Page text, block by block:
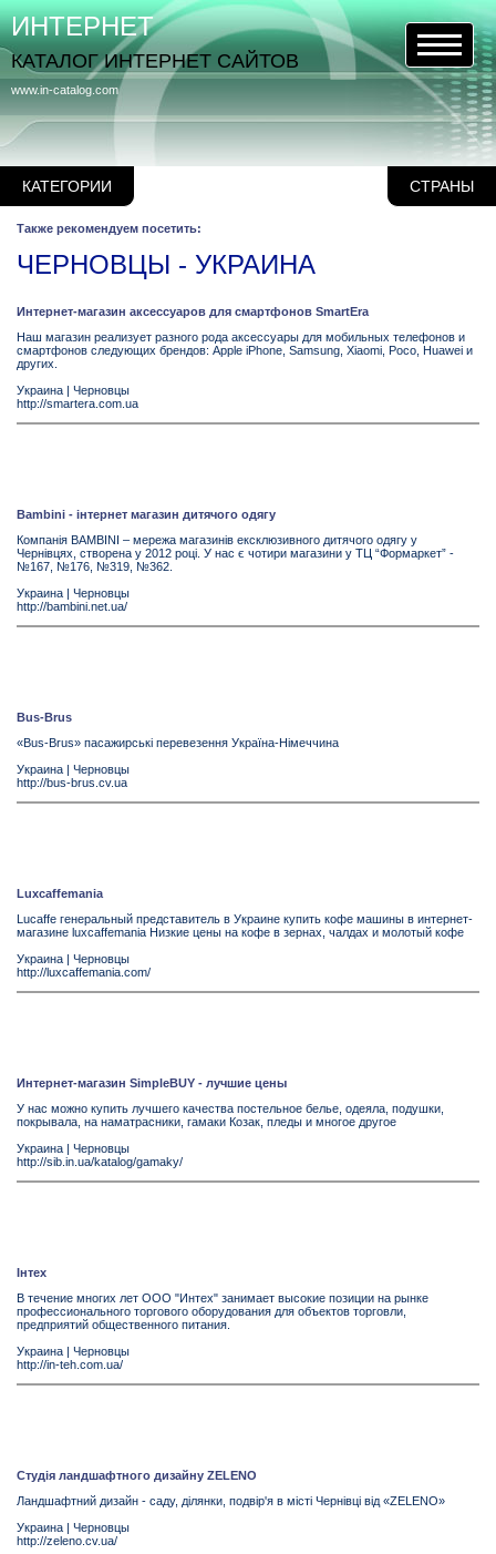
КАТЕГОРИИ СТРАНЫ
www.in-catalog.com
ИНТЕРНЕТ
КАТАЛОГ ИНТЕРНЕТ САЙТОВ
Также рекомендуем посетить:
ЧЕРНОВЦЫ - УКРАИНА
Интернет-магазин аксессуаров для смартфонов SmartEra
Наш магазин реализует разного рода аксессуары для мобильных телефонов и
смартфонов следующих брендов: Apple iPhone, Samsung, Xiaomi, Poco, Huawei и
других.
Украина | Черновцы
http://smartera.com.ua
Bambini - інтернет магазин дитячого одягу
Компанія BAMBINI – мережа магазинів ексклюзивного дитячого одягу у
Чернівцях, створена у 2012 році. У нас є чотири магазини у ТЦ “Формаркет” -
№167, №176, №319, №362.
Украина | Черновцы
http://bambini.net.ua/
Bus-Brus
«Bus-Brus» пасажирські перевезення Україна-Німеччина
Украина | Черновцы
http://bus-brus.cv.ua
Luxcaffemania
Lucaffe генеральный представитель в Украине купить кофе машины в интернет-
магазине luxcaffemania Низкие цены на кофе в зернах, чалдах и молотый кофе
Украина | Черновцы
http://luxcaffemania.com/
Интернет-магазин SimpleBUY - лучшие цены
У нас можно купить лучшего качества постельное белье, одеяла, подушки,
покрывала, на наматрасники, гамаки Козак, пледы и многое другое
Украина | Черновцы
http://sib.in.ua/katalog/gamaky/
Інтех
В течение многих лет ООО "Интех" занимает высокие позиции на рынке
профессионального торгового оборудования для объектов торговли,
предприятий общественного питания.
Украина | Черновцы
http://in-teh.com.ua/
Cтудія ландшафтного дизайну ZELENO
Ландшафтний дизайн - саду, ділянки, подвір'я в місті Чернівці від «ZELENO»
Украина | Черновцы
http://zeleno.cv.ua/